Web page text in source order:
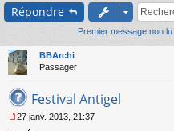
ci
s
Répondre
Premier message non lu
BBArchi
Passager
Festival Antigel
27 janv. 2013, 21:37